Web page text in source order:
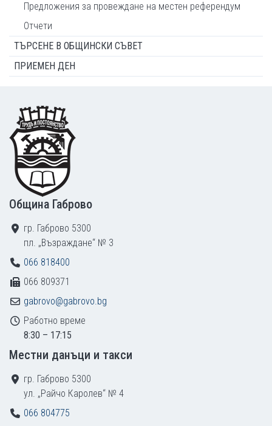
Предложения за провеждане на местен референдум
Отчети
ТЪРСЕНЕ В ОБЩИНСКИ СЪВЕТ
ПРИЕМЕН ДЕН
Footer
Община Габрово
гр. Габрово 5300
пл. „Възраждане“ № 3
066 818400
066 809371
gabrovo@gabrovo.bg
Работно време
8:30 – 17:15
Местни данъци и такси
гр. Габрово 5300
ул. „Райчо Каролев“ № 4
066 804775